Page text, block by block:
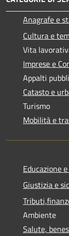
Anagrafe e
Cultura e
Vita
Imprese e
Appalti
Catasto e
Turismo
Mobilità e
Educazione
Giustizia e
Ambiente
Salute,